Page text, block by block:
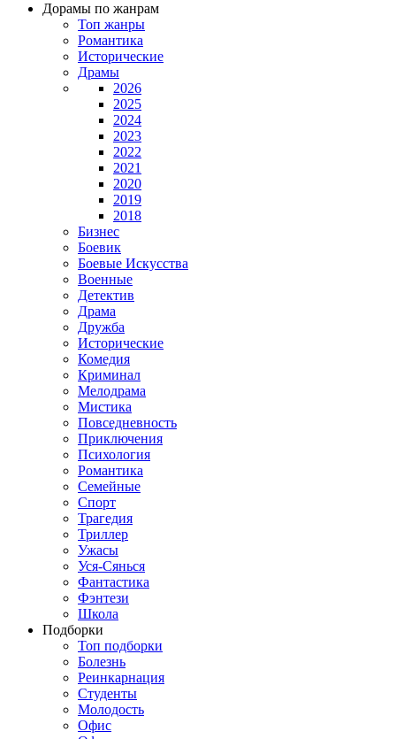
Дорамы по жанрам
Топ жанры
Романтика
Исторические
Драмы
2026
2025
2024
2023
2022
2021
2020
2019
2018
Бизнес
Боевик
Боевые Искусства
Военные
Детектив
Драма
Дружба
Исторические
Комедия
Криминал
Мелодрама
Мистика
Повседневность
Приключения
Психология
Романтика
Семейные
Спорт
Трагедия
Триллер
Ужасы
Уся-Сянься
Фантастика
Фэнтези
Школа
Подборки
Топ подборки
Болезнь
Реинкарнация
Студенты
Молодость
Офис